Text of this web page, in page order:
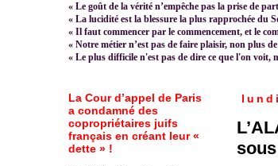
« Le goût de la vérité n’empêche pas la prise de
« La lucidité est la blessure la plus rapprochée du
« Il faut commencer par le commencement, et le
« Notre métier n’est pas de faire plaisir, non plus
« Le plus difficile n'est pas de dire ce que l'on voit,
La Cour d’appel de Paris
a condamné des
copropriétaires juifs
français en créant leur «
dette » !